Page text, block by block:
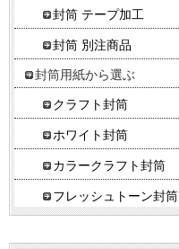
封筒 テープ加工
封筒 別注商品
封筒用紙から選ぶ
クラフト封筒
ホワイト封筒
カラークラフト封筒
フレッシュトーン封筒